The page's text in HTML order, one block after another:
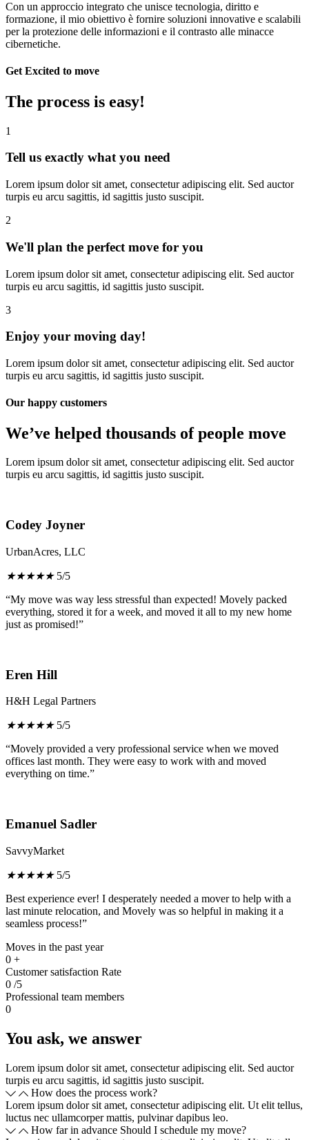
Con un approccio integrato che unisce tecnologia, diritto e
formazione, il mio obiettivo è fornire soluzioni innovative e scalabili
per la protezione delle informazioni e il contrasto alle minacce
cibernetiche.
Get Excited to move
The process is easy!
1
Tell us exactly what you need
Lorem ipsum dolor sit amet, consectetur adipiscing elit. Sed auctor
turpis eu arcu sagittis, id sagittis justo suscipit.
2
We'll plan the perfect move for you
Lorem ipsum dolor sit amet, consectetur adipiscing elit. Sed auctor
turpis eu arcu sagittis, id sagittis justo suscipit.
3
Enjoy your moving day!
Lorem ipsum dolor sit amet, consectetur adipiscing elit. Sed auctor
turpis eu arcu sagittis, id sagittis justo suscipit.
Our happy customers
We’ve helped thousands of people move
Lorem ipsum dolor sit amet, consectetur adipiscing elit. Sed auctor
turpis eu arcu sagittis, id sagittis justo suscipit.
Codey Joyner
UrbanAcres, LLC
★★★★★ 5/5
“My move was way less stressful than expected! Movely packed
everything, stored it for a week, and moved it all to my new home
just as promised!”
Eren Hill
H&H Legal Partners
★★★★★ 5/5
“Movely provided a very professional service when we moved
offices last month. They were easy to work with and moved
everything on time.”
Emanuel Sadler
SavvyMarket
★★★★★ 5/5
Best experience ever! I desperately needed a mover to help with a
last minute relocation, and Movely was so helpful in making it a
seamless process!”
Moves in the past year
0 +
Customer satisfaction Rate
0 /5
Professional team members
0
You ask, we answer
Lorem ipsum dolor sit amet, consectetur adipiscing elit. Sed auctor
turpis eu arcu sagittis, id sagittis justo suscipit.
How does the process work?
Lorem ipsum dolor sit amet, consectetur adipiscing elit. Ut elit tellus,
luctus nec ullamcorper mattis, pulvinar dapibus leo.
How far in advance Should I schedule my move?